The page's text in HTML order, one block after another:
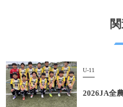
U-11
2026JA全